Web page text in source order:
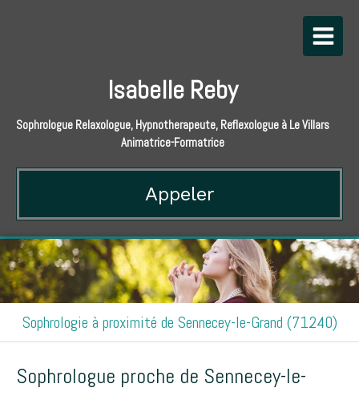
Isabelle Reby
Sophrologue Relaxologue, Hypnotherapeute, Reflexologue à Le Villars
Animatrice-Formatrice
Appeler
Sophrologie à proximité de Sennecey-le-Grand (71240)
Sophrologue proche de Sennecey-le-